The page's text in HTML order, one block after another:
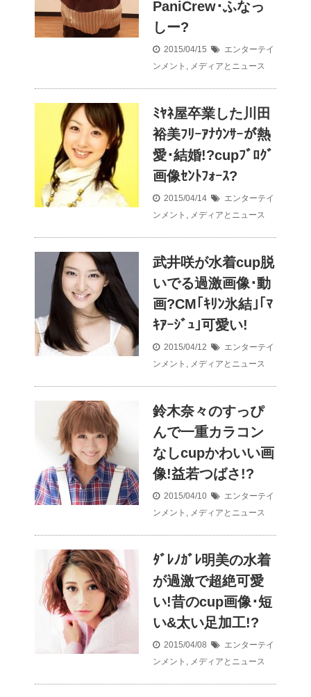
PaniCrew･ふなっ
しー?
2015/04/15
エンターテイ
ンメント , メディアとニュース
ﾐﾔﾈ屋卒業した川田
裕美ﾌﾘｰｱﾅｳﾝｻｰが熱
愛･結婚!?cupﾌﾞﾛｸﾞ
画像ｾﾝﾄﾌｫｰｽ?
2015/04/14
エンターテイ
ンメント , メディアとニュース
武井咲が水着cup脱
いでる過激画像･動
画?CM｢ｷﾘﾝ氷結｣｢ﾏ
ｷｱｰｼﾞｭ｣可愛い!
2015/04/12
エンターテイ
ンメント , メディアとニュース
鈴木奈々のすっぴ
んで一重カラコン
なしcupかわいい画
像!益若つばさ!?
2015/04/10
エンターテイ
ンメント , メディアとニュース
ﾀﾞﾚﾉｶﾞﾚ明美の水着
が過激で超絶可愛
い!昔のcup画像･短
い&太い足加工!?
2015/04/08
エンターテイ
ンメント , メディアとニュース